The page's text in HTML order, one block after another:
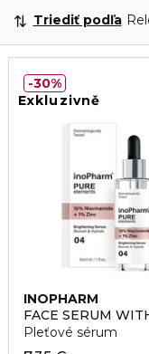
Triediť podľa
Exkluzivně
INOPHARM
FACE SERUM
Pleťové sérum
30%